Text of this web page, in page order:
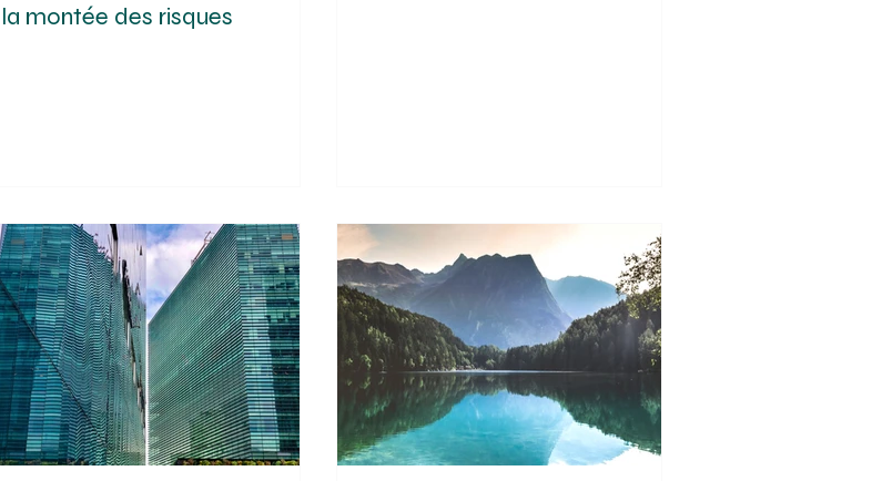
la montée des risques